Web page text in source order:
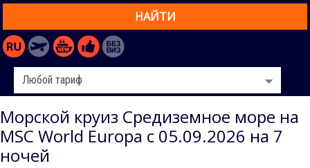
НАЙТИ
Морской круиз Средиземное море на
MSC World Europa с 05.09.2026 на 7
ночей